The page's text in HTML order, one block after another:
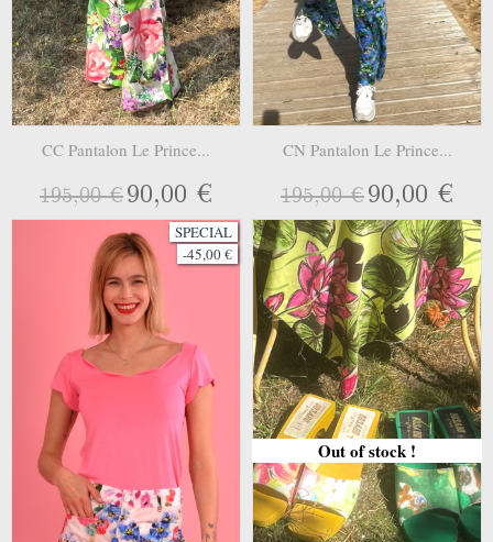
CC Pantalon Le Prince...
195,00 €90,00 €
CN Pantalon Le Prince...
195,00 €90,00 €
SPECIAL
-45,00 €
Out of stock !